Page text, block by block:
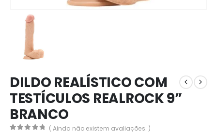
DILDO REALÍSTICO COM
TESTÍCULOS REALROCK 9”
BRANCO
( Ainda não existem avaliações. )